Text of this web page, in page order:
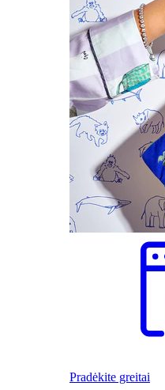
Pradėkite greitai